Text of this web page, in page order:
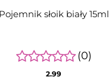
Pojemnik słoik biały 15ml
(0)
2.99